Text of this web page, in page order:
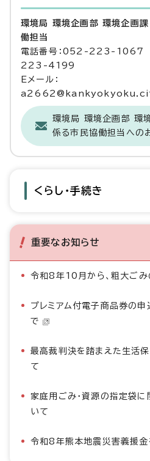
環境局 環境企画部 環境企画
働担当
電話番号：052-223-1067
223-4199
Eメール：
環境局 環境企画部 環
係る市民協働担当への
くらし・手続き
重要なお知らせ
令和8年10月から、粗大ごみ
プレミアム付電子商品券の申
で
最高裁判決を踏まえた生活
て
家庭用ごみ・資源の指定袋
いて
令和8年熊本地震災害義援金